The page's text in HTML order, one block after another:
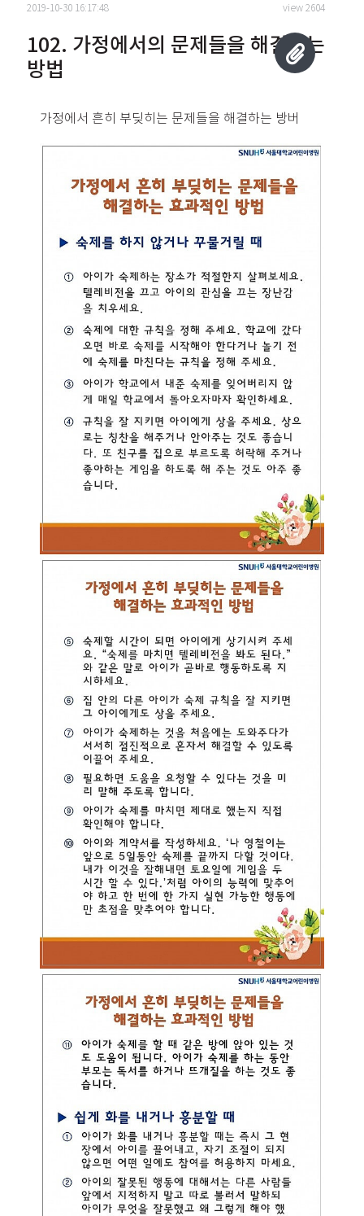
2019-10-30 16:17:48 view 2604
102. 가정에서의 문제들을 해결하는
방법
가정에서 흔히 부딪히는 문제들을 해결하는 방버